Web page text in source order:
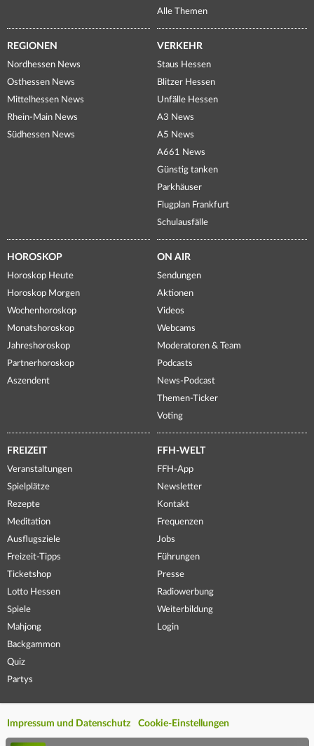
Alle Themen
REGIONEN
Nordhessen News
Osthessen News
Mittelhessen News
Rhein-Main News
Südhessen News
VERKEHR
Staus Hessen
Blitzer Hessen
Unfälle Hessen
A3 News
A5 News
A661 News
Günstig tanken
Parkhäuser
Flugplan Frankfurt
Schulausfälle
HOROSKOP
Horoskop Heute
Horoskop Morgen
Wochenhoroskop
Monatshoroskop
Jahreshoroskop
Partnerhoroskop
Aszendent
ON AIR
Sendungen
Aktionen
Videos
Webcams
Moderatoren & Team
Podcasts
News-Podcast
Themen-Ticker
Voting
FREIZEIT
Veranstaltungen
Spielplätze
Rezepte
Meditation
Ausflugsziele
Freizeit-Tipps
Ticketshop
Lotto Hessen
Spiele
Mahjong
Backgammon
Quiz
Partys
FFH-WELT
FFH-App
Newsletter
Kontakt
Frequenzen
Jobs
Führungen
Presse
Radiowerbung
Weiterbildung
Login
Impressum und Datenschutz Cookie-Einstellungen